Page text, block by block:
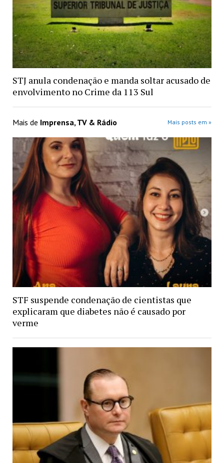
STJ anula condenação e manda soltar acusado de
envolvimento no Crime da 113 Sul
Mais de Imprensa, TV & Rádio Mais posts em »
STF suspende condenação de cientistas que
explicaram que diabetes não é causado por
verme